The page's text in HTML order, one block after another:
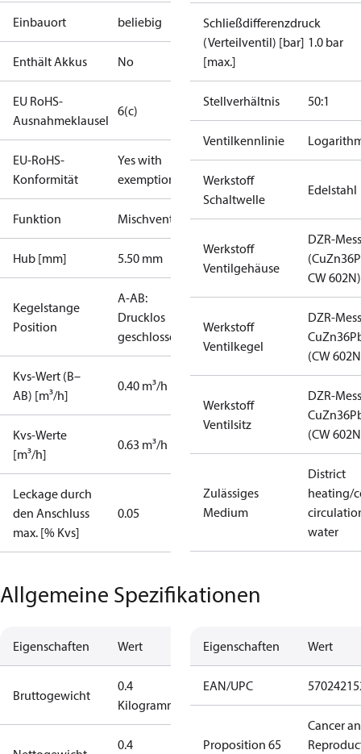
Einbauort beliebig
Enthält Akkus No
EU RoHS-
Ausnahmeklausel
6(c)
EU-RoHS-
Konformität
Yes with
exemptions
Funktion Mischventil
Hub [mm] 5.50 mm
Kegelstange
Position
A-AB:
Drucklos
geschlossen
Kvs-Wert (B–
AB) [m³/h]
0.40 m³/h
Kvs-Werte
[m³/h]
0.63 m³/h
Leckage durch
den Anschluss
max. [% Kvs]
0.05
Schließdifferenzdruck
(Verteilventil) [bar]
[max.]
1.0 bar
Stellverhältnis 50:1
Ventilkennlinie
Werkstoff
Schaltwelle
Edelstahl
Werkstoff
Ventilgehäuse
DZR-
CW 602N)
Werkstoff
Ventilkegel
DZR-
(CW
Werkstoff
Ventilsitz
DZR-
(CW
Zulässiges
Medium
District
heating/
water
Allgemeine Spezifikationen
Eigenschaften Wert
Bruttogewicht
0.4
Kilogramm
0.4
Eigenschaften Wert
EAN/UPC
Proposition 65
Cancer